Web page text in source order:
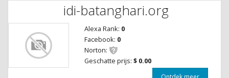
idi-batanghari.org
Alexa Rank: 0
Facebook: 0
Norton:
Geschatte prijs: $ 0.00